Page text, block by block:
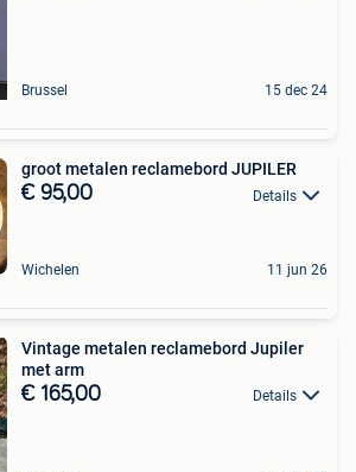
Brussel 15 dec 24
groot metalen reclamebord JUPILER
€ 95,00 Details
Wichelen 11 jun 26
Vintage metalen reclamebord Jupiler
met arm
€ 165,00 Details